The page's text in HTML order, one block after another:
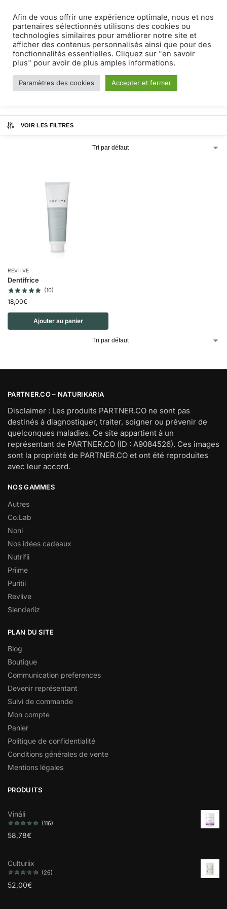
MENU 0
revive
Accueil Produits identifiés “revive”
VOIR LES FILTRES
REVIIVE
Dentifrice
(10)
18,00€
Ajouter au panier
PARTNER.CO – NATURIKARIA
Disclaimer : Les produits PARTNER.CO ne sont pas
destinés à diagnostiquer, traiter, soigner ou prévenir de
quelconques maladies. Ce site appartient à un
représentant de PARTNER.CO (ID : A9084526). Ces images
sont la propriété de PARTNER.CO et ont été reproduites
avec leur accord.
NOS GAMMES
Autres
Co.Lab
Noni
Nos idées cadeaux
Nutrifii
Priime
Puritii
Reviive
Slenderiiz
PLAN DU SITE
Blog
Boutique
Communication preferences
Devenir représentant
Suivi de commande
Mon compte
Panier
Politique de confidentialité
Conditions générales de vente
Mentions légales
PRODUITS
Vináli
(116)
58,78€
Culturiix
(26)
52,00€
Afin de vous offrir une expérience optimale, nous et nos
partenaires sélectionnés utilisons des cookies ou
technologies similaires pour améliorer notre site et
afficher des contenus personnalisés ainsi que pour des
fonctionnalités essentielles. Cliquez sur "en savoir
plus" pour avoir de plus amples informations.
Paramètres des cookies Accepter et fermer